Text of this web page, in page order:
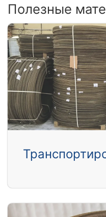
Полезные